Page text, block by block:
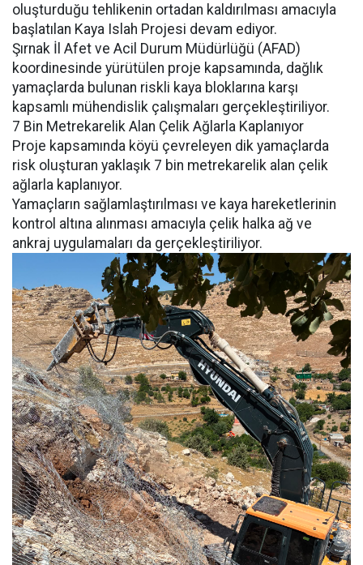
oluşturduğu tehlikenin ortadan kaldırılması amacıyla
başlatılan Kaya Islah Projesi devam ediyor.
Şırnak İl Afet ve Acil Durum Müdürlüğü (AFAD)
koordinesinde yürütülen proje kapsamında, dağlık
yamaçlarda bulunan riskli kaya bloklarına karşı
kapsamlı mühendislik çalışmaları gerçekleştiriliyor.
7 Bin Metrekarelik Alan Çelik Ağlarla Kaplanıyor
Proje kapsamında köyü çevreleyen dik yamaçlarda
risk oluşturan yaklaşık 7 bin metrekarelik alan çelik
ağlarla kaplanıyor.
Yamaçların sağlamlaştırılması ve kaya hareketlerinin
kontrol altına alınması amacıyla çelik halka ağ ve
ankraj uygulamaları da gerçekleştiriliyor.